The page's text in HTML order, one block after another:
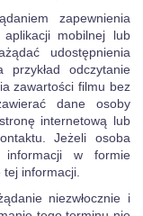
zapewnienia
aplikacji mobilnej lub
udostępnienia
odczytanie
zawartości filmu bez
dane osoby
internetową lub
Jeżeli osoba
informacji w formie
informacji.
niezwłocznie i